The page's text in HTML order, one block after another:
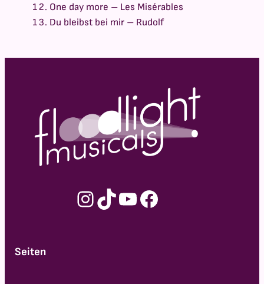
One day more – Les Misérables
Du bleibst bei mir – Rudolf
Instagram TikTok YouTube Facebook
Seiten